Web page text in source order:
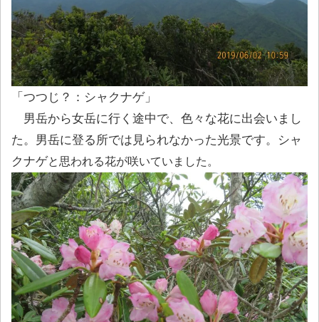
「つつじ？：シャクナゲ」
男岳から女岳に行く途中で、色々な花に出会いまし
た。男岳に登る所では見られなかった光景です。シャ
クナゲと思われる花が咲いていました。